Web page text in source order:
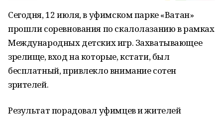
Сегодня, 12 июля, в уфимском парке «Ватан»
прошли соревнования по скалолазанию в рамках
Международных детских игр. Захватывающее
зрелище, вход на которые, кстати, был
бесплатный, привлекло внимание сотен
зрителей.
Результат порадовал уфимцев и жителей